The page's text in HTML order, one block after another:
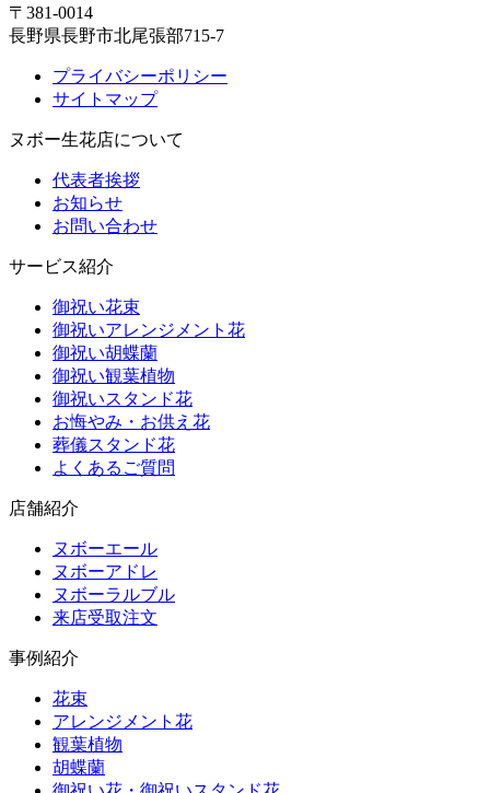
〒381-0014
長野県長野市北尾張部715-7
プライバシーポリシー
サイトマップ
ヌボー生花店について
代表者挨拶
お知らせ
お問い合わせ
サービス紹介
御祝い花束
御祝いアレンジメント花
御祝い胡蝶蘭
御祝い観葉植物
御祝いスタンド花
お悔やみ・お供え花
葬儀スタンド花
よくあるご質問
店舗紹介
ヌボーエール
ヌボーアドレ
ヌボーラルブル
来店受取注文
事例紹介
花束
アレンジメント花
観葉植物
胡蝶蘭